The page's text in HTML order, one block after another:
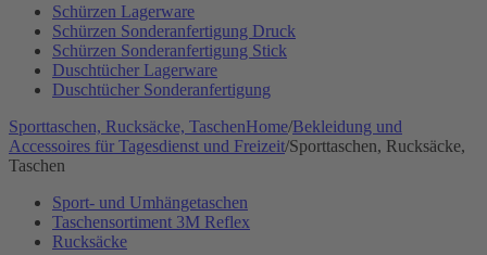
Schürzen Lagerware
Schürzen Sonderanfertigung Druck
Schürzen Sonderanfertigung Stick
Duschtücher Lagerware
Duschtücher Sonderanfertigung
Sporttaschen, Rucksäcke, TaschenHome/Bekleidung und
Accessoires für Tagesdienst und Freizeit/Sporttaschen, Rucksäcke,
Taschen
Sport- und Umhängetaschen
Taschensortiment 3M Reflex
Rucksäcke